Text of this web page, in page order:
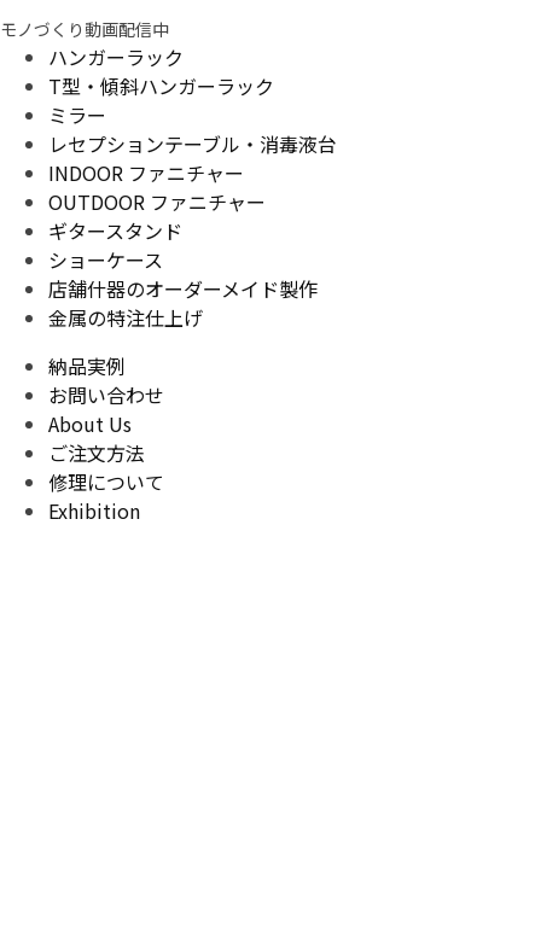
モノづくり動画配信中
ハンガーラック
T型・傾斜ハンガーラック
ミラー
レセプションテーブル・消毒液台
INDOOR ファニチャー
OUTDOOR ファニチャー
ギタースタンド
ショーケース
店舗什器のオーダーメイド製作
金属の特注仕上げ
納品実例
お問い合わせ
About Us
ご注文方法
修理について
Exhibition